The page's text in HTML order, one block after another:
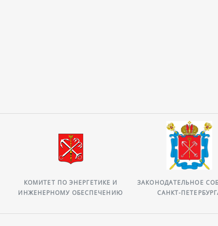
КОМИТЕТ ПО ЭНЕРГЕТИКЕ И
ИНЖЕНЕРНОМУ ОБЕСПЕЧЕНИЮ
ЗАКОНОДАТЕЛЬНОЕ
САНКТ-ПЕТЕРБУРГА